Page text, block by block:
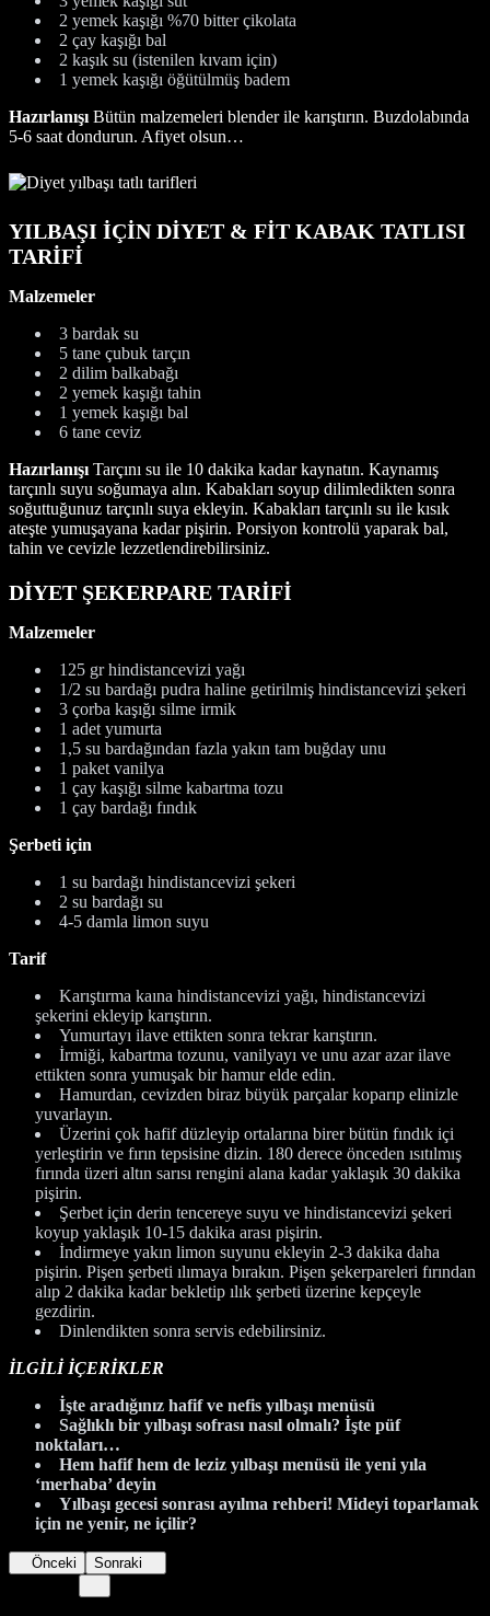
2 yemek kaşığı %70 bitter çikolata
2 çay kaşığı bal
2 kaşık su (istenilen kıvam için)
1 yemek kaşığı öğütülmüş badem
Hazırlanışı Bütün malzemeleri blender ile karıştırın. Buzdolabında
5-6 saat dondurun. Afiyet olsun…
YILBAŞI İÇİN DİYET & FİT KABAK TATLISI
TARİFİ
Malzemeler
3 bardak su
5 tane çubuk tarçın
2 dilim balkabağı
2 yemek kaşığı tahin
1 yemek kaşığı bal
6 tane ceviz
Hazırlanışı Tarçını su ile 10 dakika kadar kaynatın. Kaynamış
tarçınlı suyu soğumaya alın. Kabakları soyup dilimledikten sonra
soğuttuğunuz tarçınlı suya ekleyin. Kabakları tarçınlı su ile kısık
ateşte yumuşayana kadar pişirin. Porsiyon kontrolü yaparak bal,
tahin ve cevizle lezzetlendirebilirsiniz.
DİYET ŞEKERPARE TARİFİ
Malzemeler
125 gr hindistancevizi yağı
1/2 su bardağı pudra haline getirilmiş hindistancevizi şekeri
3 çorba kaşığı silme irmik
1 adet yumurta
1,5 su bardağından fazla yakın tam buğday unu
1 paket vanilya
1 çay kaşığı silme kabartma tozu
1 çay bardağı fındık
Şerbeti için
1 su bardağı hindistancevizi şekeri
2 su bardağı su
4-5 damla limon suyu
Tarif
Karıştırma kaına hindistancevizi yağı, hindistancevizi
şekerini ekleyip karıştırın.
Yumurtayı ilave ettikten sonra tekrar karıştırın.
İrmiği, kabartma tozunu, vanilyayı ve unu azar azar ilave
ettikten sonra yumuşak bir hamur elde edin.
Hamurdan, cevizden biraz büyük parçalar koparıp elinizle
yuvarlayın.
Üzerini çok hafif düzleyip ortalarına birer bütün fındık içi
yerleştirin ve fırın tepsisine dizin. 180 derece önceden ısıtılmış
fırında üzeri altın sarısı rengini alana kadar yaklaşık 30 dakika
pişirin.
Şerbet için derin tencereye suyu ve hindistancevizi şekeri
koyup yaklaşık 10-15 dakika arası pişirin.
İndirmeye yakın limon suyunu ekleyin 2-3 dakika daha
pişirin. Pişen şerbeti ılımaya bırakın. Pişen şekerpareleri fırından
alıp 2 dakika kadar bekletip ılık şerbeti üzerine kepçeyle
gezdirin.
Dinlendikten sonra servis edebilirsiniz.
İLGİLİ İÇERİKLER
İşte aradığınız hafif ve nefis yılbaşı menüsü
Sağlıklı bir yılbaşı sofrası nasıl olmalı? İşte püf
noktaları…
Hem hafif hem de leziz yılbaşı menüsü ile yeni yıla
‘merhaba’ deyin
Yılbaşı gecesi sonrası ayılma rehberi! Mideyi toparlamak
için ne yenir, ne içilir?
Önceki Sonraki